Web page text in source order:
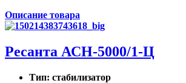
Описание товара
Ресанта АСН-5000/1-Ц
Тип: стабилизатор